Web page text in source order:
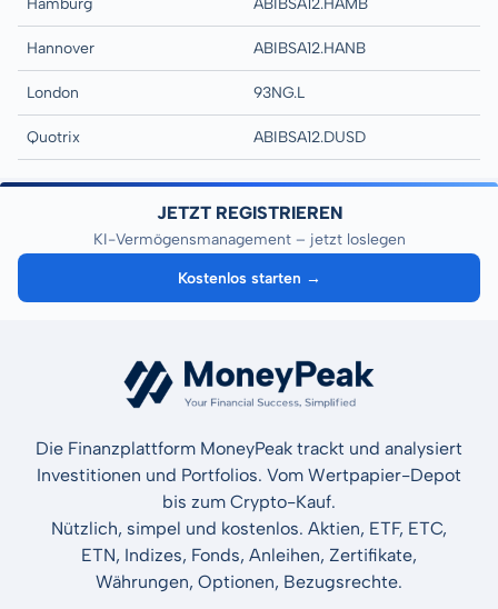
Hamburg ABIBSA12.HAMB
Hannover ABIBSA12.HANB
London 93NG.L
Quotrix ABIBSA12.DUSD
JETZT REGISTRIEREN
KI-Vermögensmanagement – jetzt loslegen
Kostenlos starten →
Die Finanzplattform MoneyPeak trackt und analysiert
Investitionen und Portfolios. Vom Wertpapier-Depot
bis zum Crypto-Kauf.
Nützlich, simpel und kostenlos. Aktien, ETF, ETC,
ETN, Indizes, Fonds, Anleihen, Zertifikate,
Währungen, Optionen, Bezugsrechte.